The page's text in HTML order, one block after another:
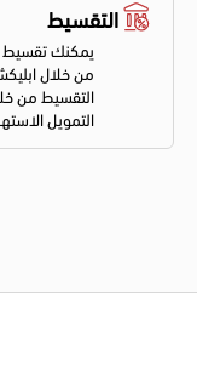
التقسيط
يمكنك تقسيط
من خلال
التقسيط من
التمويل